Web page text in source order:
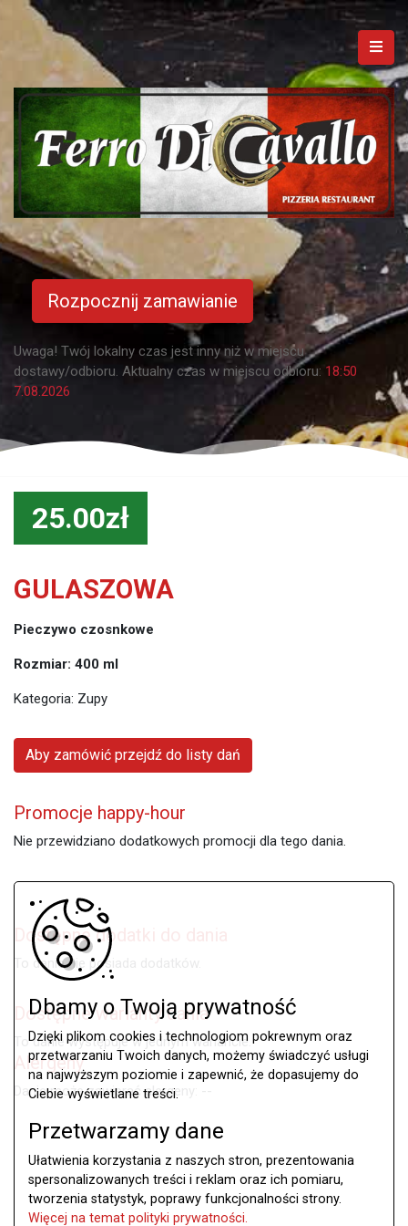
Rozpocznij zamawianie
Uwaga! Twój lokalny czas jest inny niż w miejscu
dostawy/odbioru. Aktualny czas w miejscu odbioru: 18:50
7.08.2026
25.00zł
GULASZOWA
Pieczywo czosnkowe
Rozmiar: 400 ml
Kategoria: Zupy
Aby zamówić przejdź do listy dań
Promocje happy-hour
Nie przewidziano dodatkowych promocji dla tego dania.
Dostępne dodatki do dania
To danie nie posiada dodatków.
Dostępne warianty dania
To danie występuje w jednym wariancie.
Alergeny
Danie może zawierać alergeny: --
Dbamy o Twoją prywatność
Dzięki plikom cookies i technologiom pokrewnym oraz
przetwarzaniu Twoich danych, możemy świadczyć usługi
na najwyższym poziomie i zapewnić, że dopasujemy do
Ciebie wyświetlane treści.
Przetwarzamy dane
Ułatwienia korzystania z naszych stron, prezentowania
spersonalizowanych treści i reklam oraz ich pomiaru,
tworzenia statystyk, poprawy funkcjonalności strony.
Więcej na temat polityki prywatności.